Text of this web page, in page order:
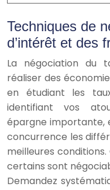
Techniques de
d’intérêt et des
La négociation du
réaliser des
en étudiant les
identifiant vos
épargne importante,
concurrence les
meilleures
certains sont
Demandez